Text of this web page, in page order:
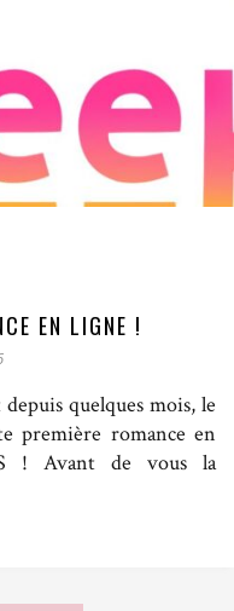
EN LIGNE !
quelques mois, le
première romance en
! Avant de vous la